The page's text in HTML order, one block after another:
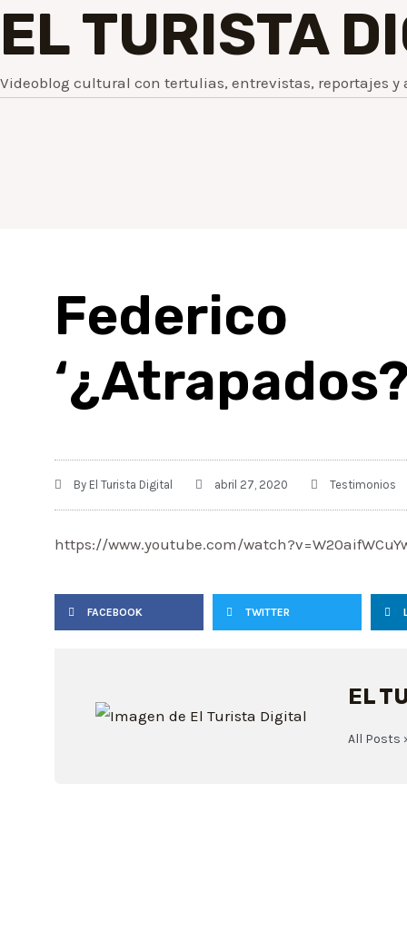
EL TURISTA
Videoblog cultural con tertulias, entrevistas, reportajes y
By El Turista Digital abril 27, 2020 Testimonios
https://www.youtube.com/
FACEBOOK TWITTER
EL
All Posts